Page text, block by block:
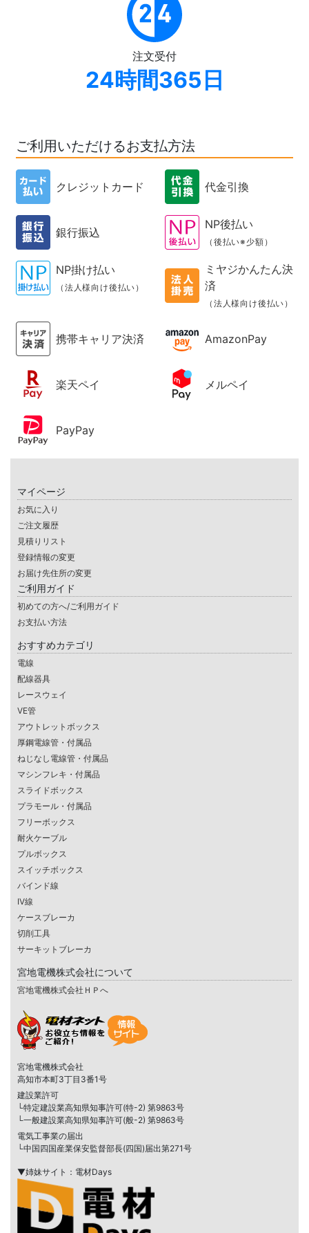
注文受付
24時間365日
ご利用いただけるお支払方法
クレジットカード 代金引換
銀行振込
NP後払い
（後払い※少額）
NP掛け払い
（法人様向け後払い）
ミヤジかんたん決
済
（法人様向け後払い）
携帯キャリア決済 AmazonPay
楽天ペイ メルペイ
PayPay
マイページ
お気に入り
ご注文履歴
見積りリスト
登録情報の変更
お届け先住所の変更
ご利用ガイド
初めての方へ/ご利用ガイド
お支払い方法
おすすめカテゴリ
電線
配線器具
レースウェイ
VE管
アウトレットボックス
厚鋼電線管・付属品
ねじなし電線管・付属品
マシンフレキ・付属品
スライドボックス
プラモール・付属品
フリーボックス
耐火ケーブル
プルボックス
スイッチボックス
バインド線
IV線
ケースブレーカ
切削工具
サーキットブレーカ
宮地電機株式会社について
宮地電機株式会社ＨＰへ
宮地電機株式会社
高知市本町3丁目3番1号
建設業許可
└特定建設業高知県知事許可(特-2) 第9863号
└一般建設業高知県知事許可(般-2) 第9863号
電気工事業の届出
└中国四国産業保安監督部長(四国)届出第271号
▼姉妹サイト：電材Days